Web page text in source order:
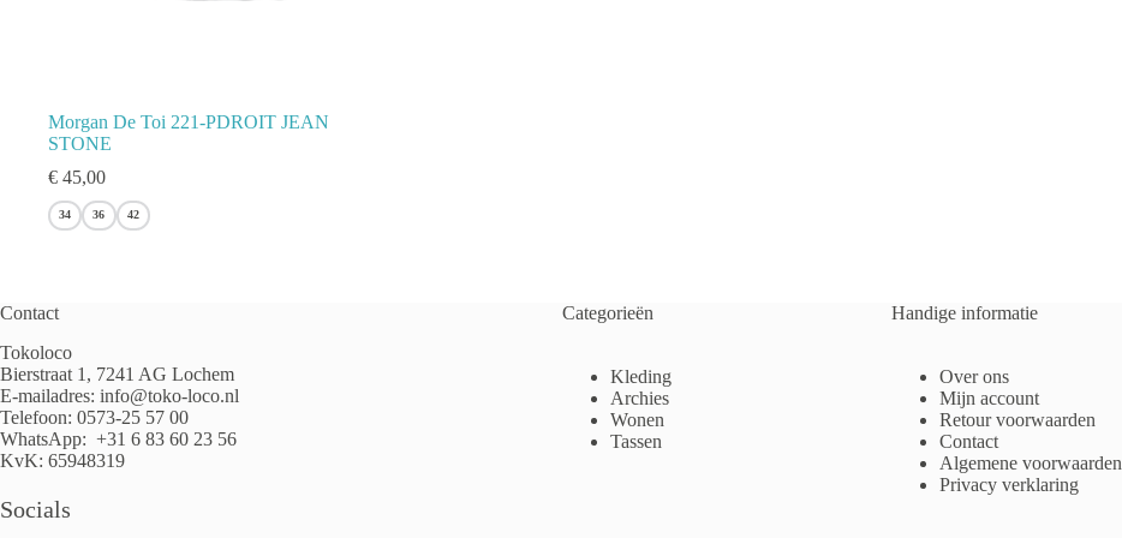
Morgan De Toi 221-PDROIT JEAN
STONE
€ 45,00
34 36 42
Contact
Tokoloco
Bierstraat 1, 7241 AG Lochem
E-mailadres: info@toko-loco.nl
Telefoon: 0573-25 57 00
WhatsApp: +31 6 83 60 23 56
KvK: 65948319
Socials
Categorieën
Kleding
Archies
Wonen
Tassen
Handige informatie
Over ons
Mijn account
Retour voorwaarden
Contact
Algemene voorwaarden
Privacy verklaring